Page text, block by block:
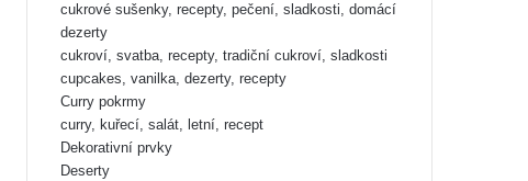
cukrové sušenky, recepty, pečení, sladkosti, domácí
dezerty
cukroví, svatba, recepty, tradiční cukroví, sladkosti
cupcakes, vanilka, dezerty, recepty
Curry pokrmy
curry, kuřecí, salát, letní, recept
Dekorativní prvky
Deserty